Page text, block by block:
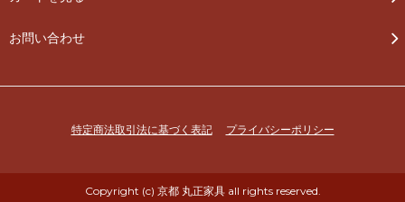
お問い合わせ
特定商法取引法に基づく表記 プライバシーポリシー
Copyright (c) 京都 丸正家具 all rights reserved.